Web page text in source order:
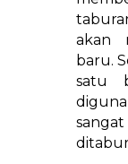
akan
baru.
satu